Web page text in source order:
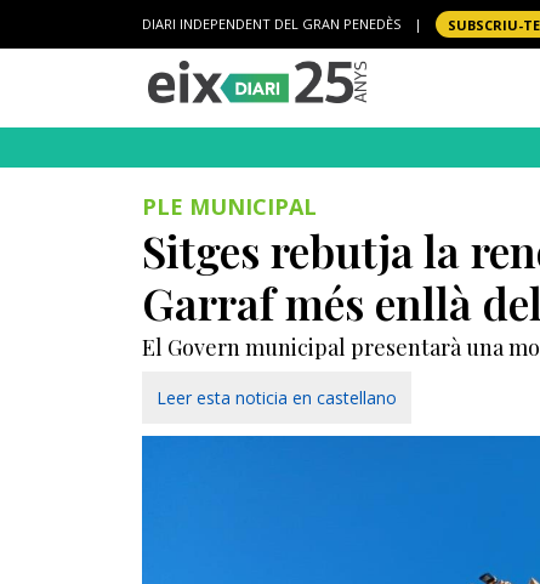
DIARI INDEPENDENT DEL GRAN PENEDÈS | SUBSCRIU-
PLE MUNICIPAL
Sitges rebutja la
Garraf més enllà
El Govern municipal presentarà una
Leer esta noticia en castellano